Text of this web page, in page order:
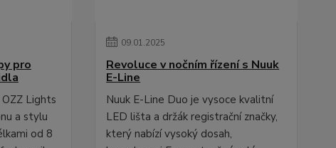
pro
Lights
a stylu
od 8
09.01.2025
Revoluce v nočním řízení s Nuuk
E-Line
Nuuk E-Line Duo je vysoce kvalitní
LED lišta a držák registrační značky,
který nabízí vysoký dosah,